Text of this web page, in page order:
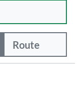
Route